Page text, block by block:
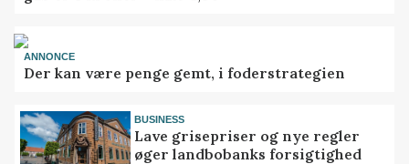
ANNONCE
Der kan være penge gemt, i foderstrategien
BUSINESS
Lave grisepriser og nye regler
øger landbobanks forsigtighed